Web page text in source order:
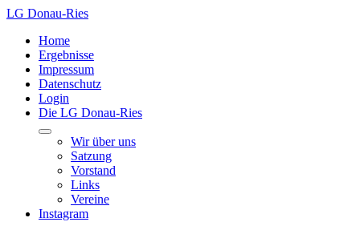
LG Donau-Ries
Home
Ergebnisse
Impressum
Datenschutz
Login
Die LG Donau-Ries
Wir über uns
Satzung
Vorstand
Links
Vereine
Instagram